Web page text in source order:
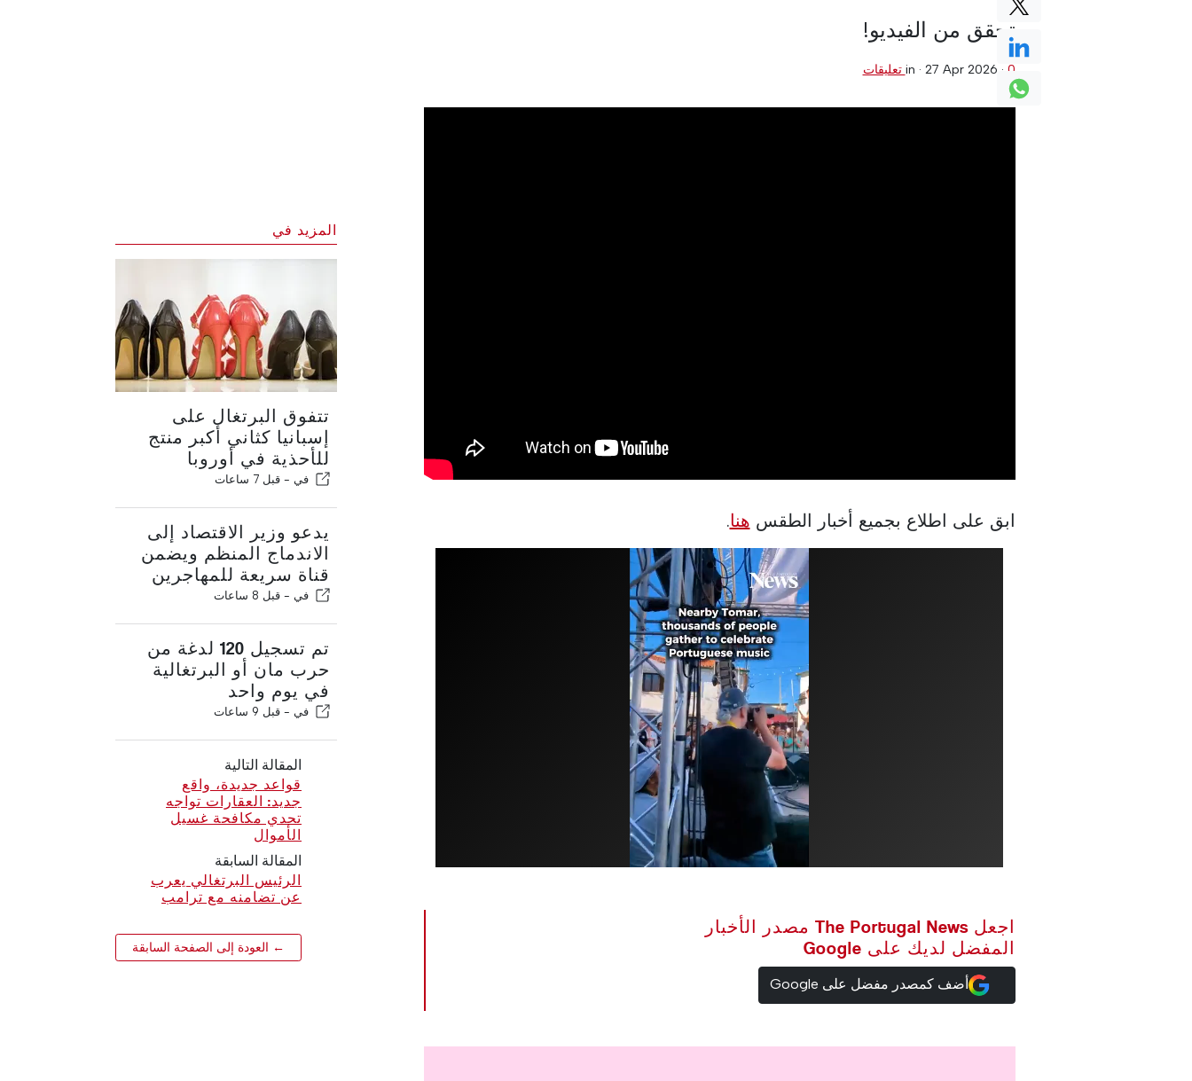
تحقق من الفيديو!
in · 27 Apr 2026 · 0 تعليقات
ابق على اطلاع بجميع أخبار الطقس هنا.
اجعل The Portugal News مصدر الأخبار
المفضل لديك على Google
أضف كمصدر مفضل على Google
المزيد في
تتفوق البرتغال على
إسبانيا كثاني أكبر منتج
للأحذية في أوروبا
في - قبل 7 ساعات
يدعو وزير الاقتصاد إلى
الاندماج المنظم ويضمن
قناة سريعة للمهاجرين
في - قبل 8 ساعات
تم تسجيل 120 لدغة من
حرب مان أو البرتغالية
في يوم واحد
في - قبل 9 ساعات
المقالة التالية
قواعد جديدة، واقع
جديد: العقارات تواجه
تحدي مكافحة غسيل
الأموال
المقالة السابقة
الرئيس البرتغالي يعرب
عن تضامنه مع ترامب
← العودة إلى الصفحة السابقة